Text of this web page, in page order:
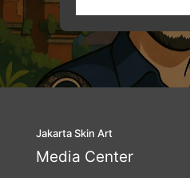
Jakarta Skin Art
Media Center